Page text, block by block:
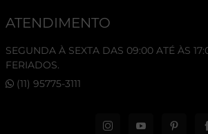
ATENDIMENTO
SEGUNDA À SEXTA DAS 09:00 ATÉ ÀS
FERIADOS.
(11) 95775-3111